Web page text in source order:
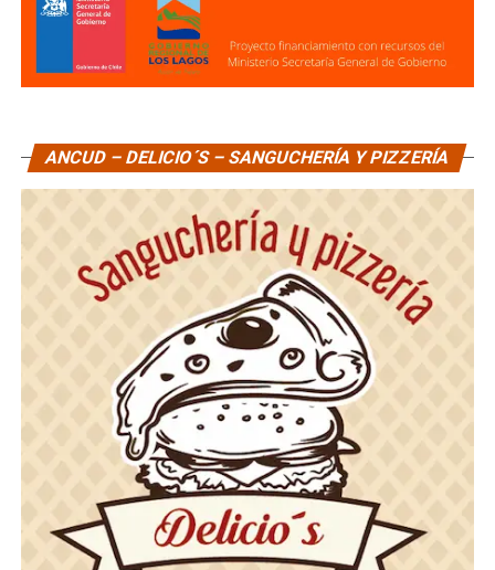
ANCUD – DELICIO´S – SANGUCHERÍA Y PIZZERÍA